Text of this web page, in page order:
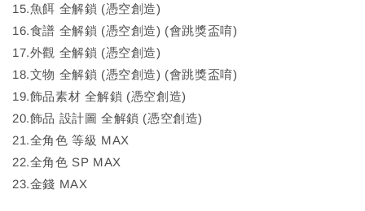
15.魚餌 全解鎖 (憑空創造)
16.食譜 全解鎖 (憑空創造) (會跳獎盃唷)
17.外觀 全解鎖 (憑空創造)
18.文物 全解鎖 (憑空創造) (會跳獎盃唷)
19.飾品素材 全解鎖 (憑空創造)
20.飾品 設計圖 全解鎖 (憑空創造)
21.全角色 等級 MAX
22.全角色 SP MAX
23.金錢 MAX